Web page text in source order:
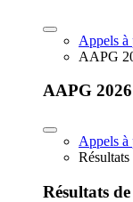
Appels à
AAPG
AAPG 2026
Appels à
Résultats